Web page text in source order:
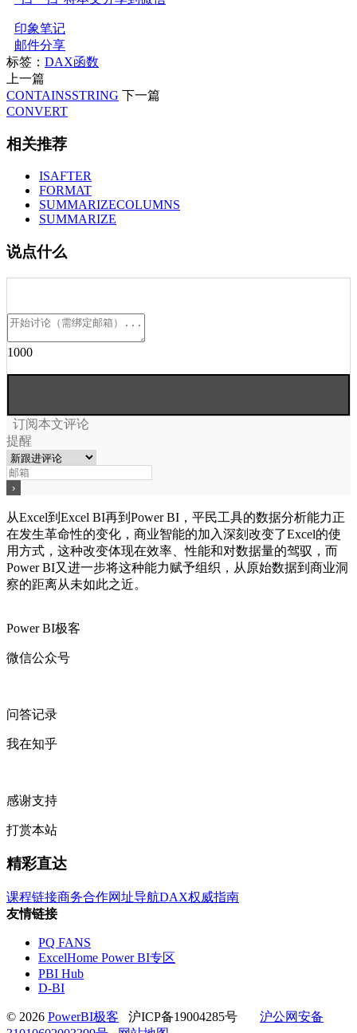
印象笔记
邮件分享
标签： DAX函数
上一篇
CONTAINSSTRING 下一篇
CONVERT
相关推荐
ISAFTER
FORMAT
SUMMARIZECOLUMNS
SUMMARIZE
说点什么
1000
订阅本文评论
提醒
从Excel到Excel BI再到Power BI，平民工具的数据分析能力正
在发生革命性的变化，商业智能的加入深刻改变了Excel的使
用方式，这种改变体现在效率、性能和对数据量的驾驭，而
Power BI又进一步将这种能力赋予组织，从原始数据到商业洞
察的距离从未如此之近。
Power BI极客
微信公众号
问答记录
我在知乎
感谢支持
打赏本站
精彩直达
课程链接商务合作网址导航DAX权威指南
友情链接
PQ FANS
ExcelHome Power BI专区
PBI Hub
D-BI
© 2026 PowerBI极客 沪ICP备19004285号
沪公网安备